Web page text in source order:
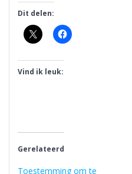
Dit delen:
Vind ik leuk:
Gerelateerd
Toestemming om te